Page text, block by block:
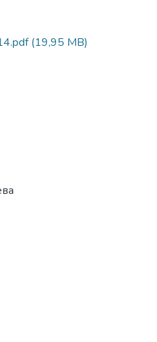
(19,95 MB)